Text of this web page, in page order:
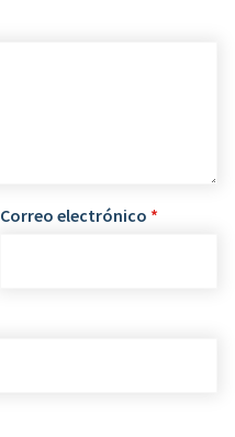
Correo electrónico *